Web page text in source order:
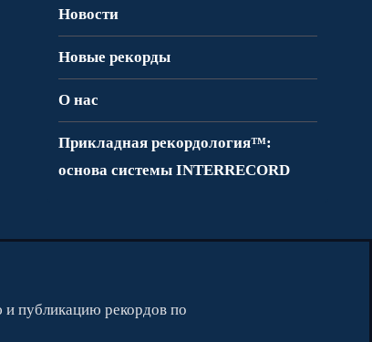
Новости
Новые рекорды
О нас
Прикладная рекордология™:
основа системы INTERRECORD
публикацию рекордов по